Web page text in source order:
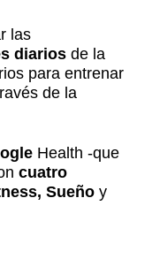
las
diarios de la
para entrenar
de la
Health -que
cuatro
Sueño y